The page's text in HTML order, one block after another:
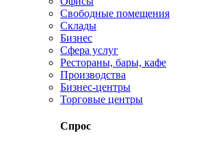
Свободные помещения
Склады
Бизнес
Сфера услуг
Рестораны, бары, кафе
Производства
Бизнес-центры
Торговые центры
Спрос